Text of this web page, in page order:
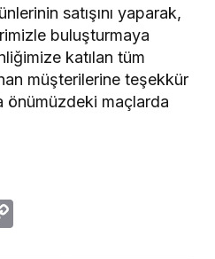
satışını yaparak,
buluşturmaya
katılan tüm
müşterilerine teşekkür
önümüzdeki maçlarda